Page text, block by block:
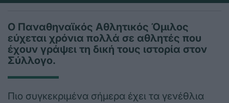
Ο Παναθηναϊκός Αθλητικός Όμιλος
εύχεται χρόνια πολλά σε αθλητές που
έχουν γράψει τη δική τους ιστορία στον
Σύλλογο.
Πιο συγκεκριμένα σήμερα έχει τα γενέθλια